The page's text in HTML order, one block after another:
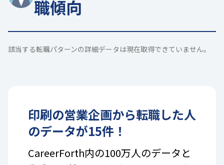
職傾向
該当する転職パターンの詳細データは現在取得できていません。
印刷の営業企画から転職した人
のデータが15件！
CareerForth内の100万人のデータと